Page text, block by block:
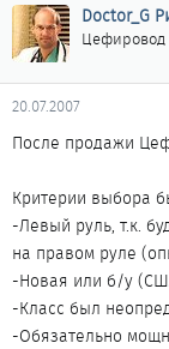
р
т
е
м
ы
Doctor_G
Цефировод
20.07.2007
После продажи
Критерии выбора
-Левый руль, т.к.
на правом руле
-Новая или б/у
-Класс был
-Обязательно